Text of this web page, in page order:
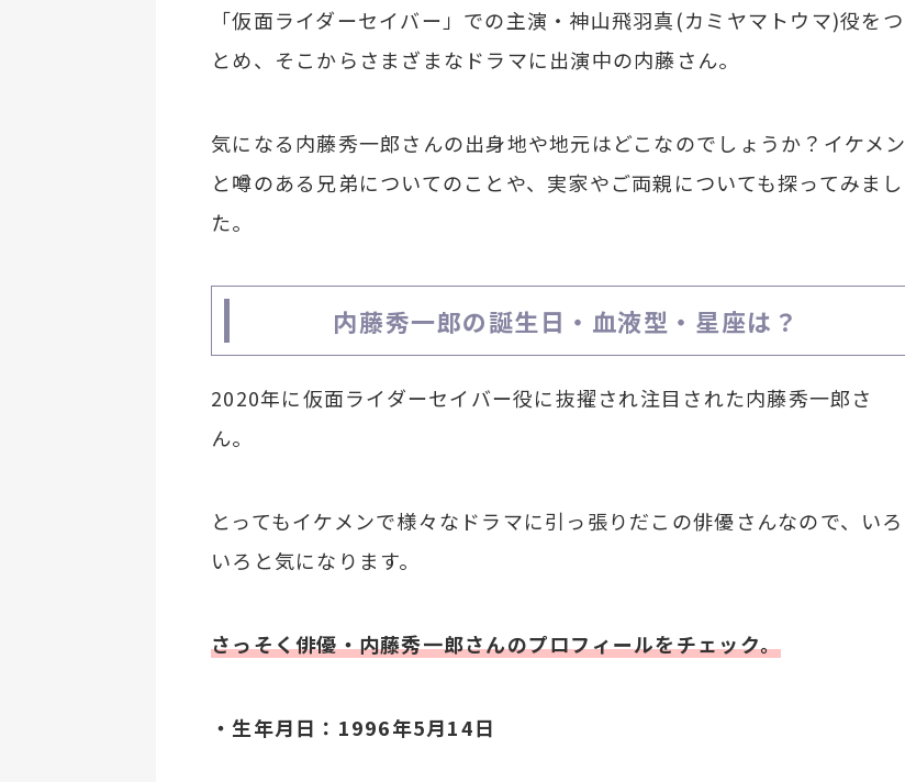
「仮面ライダーセイバー」での主演・神山飛羽真(カミヤマトウマ)役をつ
とめ、そこからさまざまなドラマに出演中の内藤さん。
気になる内藤秀一郎さんの出身地や地元はどこなのでしょうか？イケメン
と噂のある兄弟についてのことや、実家やご両親についても探ってみまし
た。
内藤秀一郎の誕生日・血液型・星座は？
2020年に仮面ライダーセイバー役に抜擢され注目された内藤秀一郎さ
ん。
とってもイケメンで様々なドラマに引っ張りだこの俳優さんなので、いろ
いろと気になります。
さっそく俳優・内藤秀一郎さんのプロフィールをチェック。
・生年月日：1996年5月14日